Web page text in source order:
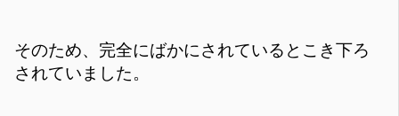
そのため、完全にばかにされているとこき下ろ
されていました。